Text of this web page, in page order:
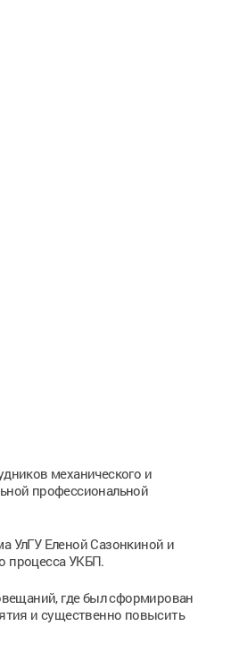
механического и
профессиональной
УлГУ Еленой Сазонкиной и
процесса УКБП.
где был сформирован
и существенно повысить